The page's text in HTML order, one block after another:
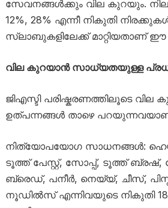
സേവനങ്ങൾക്കും വില കുറയും.
12%, 28% എന്നീ നികുതി
സ്ലാബുകളിലേക്ക് മാറ്റിയതാണ് ഈ
വില കുറയാൻ സാധ്യതയുള്ള
ജിഎസ്ടി പരിഷ്കരണത്തിലൂടെ വില
ഉത്പന്നങ്ങൾ താഴെ
നിത്യോപയോഗ സാധനങ്ങൾ:
ടൂത്ത് പേസ്റ്റ്, സോപ്പ്, ടൂത്ത് ബ്രഷ്,
ബ്രെഡ്, പനീർ, നെയ്യ്, ചീസ്,
നൂഡിൽസ് എന്നിവയുടെ നികുതി